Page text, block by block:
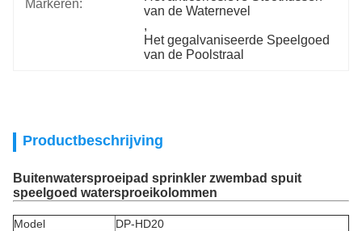
Markeren:
van de Waternevel
,
Het gegalvaniseerde Speelgoed
van de Poolstraal
Productbeschrijving
Buitenwatersproeipad sprinkler zwembad spuit
speelgoed watersproeikolommen
Model
DP-HD20